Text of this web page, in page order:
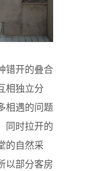
错开的叠合
相独立分
相遇的问题
同时拉开的
的自然采
以部分客房